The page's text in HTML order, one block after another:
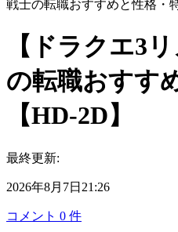
戦士の転職おすすめと性格・
【ドラクエ3
の転職おすす
【HD-2D】
最終更新:
2026年8月7日21:26
コメント 0 件